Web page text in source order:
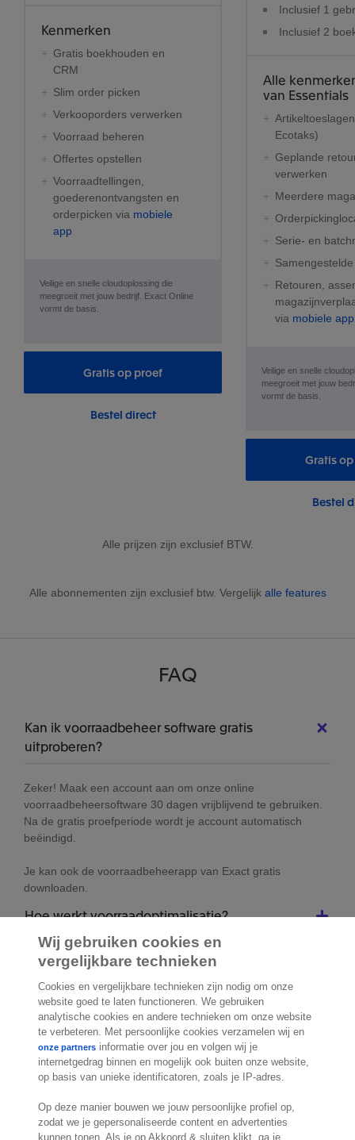
Kenmerken
Gratis boekhouden en
CRM
Slim order picken
Verkooporders verwerken
Voorraad beheren
Offertes opstellen
Voorraadtellingen,
goederenontvangsten en
orderpicken via mobiele
app​​
Veilige en snelle cloudoplossing die
meegroeit met jouw bedrijf. Exact Online
vormt de basis.
Gratis op proef
Bestel direct
Inclusief 1
Inclusief 2
Alle
van Essentials
Ecotaks)
Geplande
verwerken
Meerdere
Serie- en
Retouren,
via mobiele app
Veilige en snelle
meegroeit met jouw
vormt de basis.
Gratis
Bestel
Alle prijzen zijn exclusief BTW.
Alle abonnementen zijn exclusief btw. Vergelijk alle features
FAQ
Kan ik voorraadbeheer software gratis
uitproberen?
Zeker! Maak een account aan om onze online
voorraadbeheersoftware 30 dagen vrijblijvend te gebruiken.
Na de gratis proefperiode wordt je account automatisch
beëindigd.
Je kan ook de voorraadbeheerapp van Exact gratis
downloaden.
Hoe werkt voorraadoptimalisatie?
2.000 specialistenstaan klaar om je te
helpen
Contact
Exact Belgium
Koningin Astridlaan 166
Wij gebruiken cookies en
vergelijkbare technieken
Cookies en vergelijkbare technieken zijn nodig om onze
website goed te laten functioneren. We gebruiken
analytische cookies en andere technieken om onze website
te verbeteren. Met persoonlijke cookies verzamelen wij en
onze partners informatie over jou en volgen wij je
internetgedrag binnen en mogelijk ook buiten onze website,
op basis van unieke identificatoren, zoals je IP-adres.
Op deze manier bouwen we jouw persoonlijke profiel op,
zodat we je gepersonaliseerde content en advertenties
kunnen tonen. Als je op Akkoord & sluiten klikt, ga je